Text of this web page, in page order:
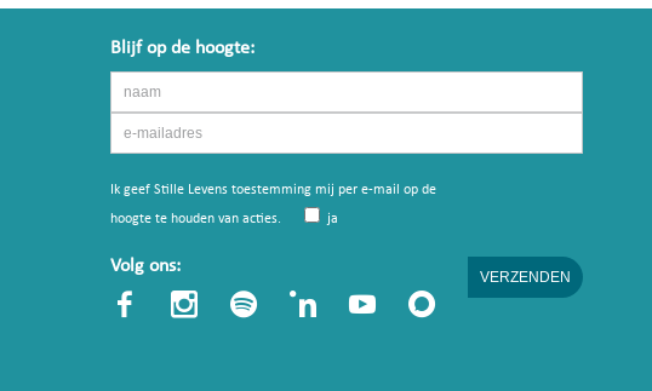
Blijf op de hoogte:
Ik geef Stille Levens toestemming mij per e-mail op de
hoogte te houden van acties.
ja
Volg ons: